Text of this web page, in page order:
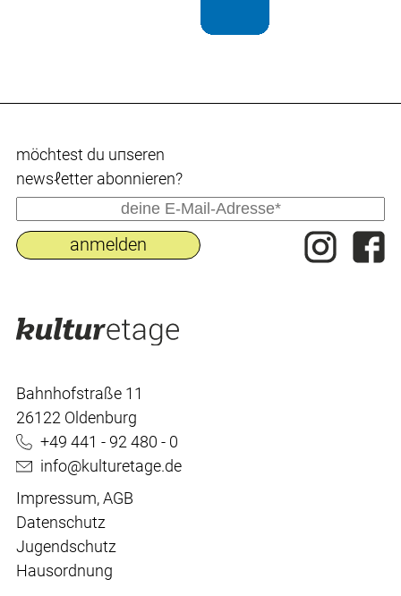
Bahnhofstraße 11
26122 Oldenburg
+49 441 - 92 480 - 0
info@kulturetage.de
Impressum,AGB
Datenschutz
Jugendschutz
Hausordnung
möchtest du uпseren
newsℓetter abonnieren?